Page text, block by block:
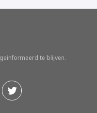
te blijven.